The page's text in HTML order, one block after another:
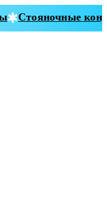
Стояночные